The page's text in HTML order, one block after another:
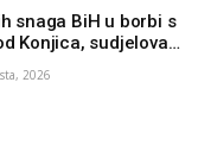
snaga BiH u borbi s
Konjica, sudjelovao
2026